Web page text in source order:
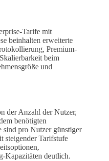
Tarife mit
beinhalten erweiterte
Premium-
beim
und
der Anzahl der Nutzer,
benötigten
sind pro Nutzer günstiger
steigender Tarifstufe
Kapazitäten deutlich.